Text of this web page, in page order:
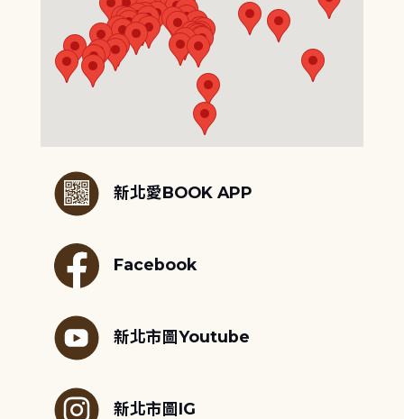
新北愛BOOK APP
Facebook
新北市圖Youtube
新北市圖IG